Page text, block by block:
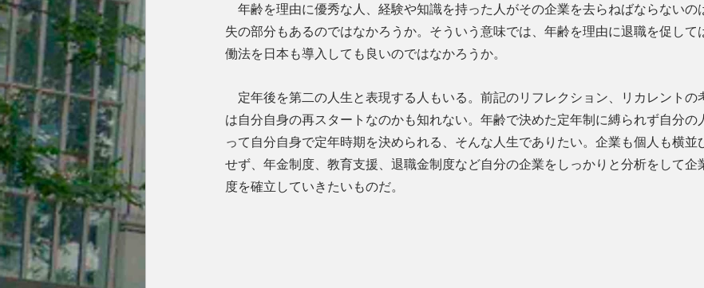
年齢を理由に優秀な人、経験や知識を持った人がその企業を去らねばならないの
失の部分もあるのではなかろうか。そういう意味では、年齢を理由に退職を促して
働法を日本も導入しても良いのではなかろうか。
定年後を第二の人生と表現する人もいる。前記のリフレクション、リカレントの
は自分自身の再スタートなのかも知れない。年齢で決めた定年制に縛られず自分の
って自分自身で定年時期を決められる、そんな人生でありたい。企業も個人も横並
せず、年金制度、教育支援、退職金制度など自分の企業をしっかりと分析をして企
度を確立していきたいものだ。